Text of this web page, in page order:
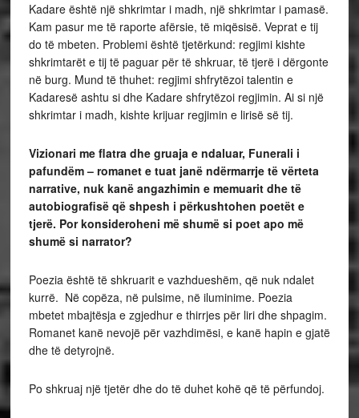
Kadare është një shkrimtar i madh, një shkrimtar i pamasë.
Kam pasur me të raporte afërsie, të miqësisë. Veprat e tij
do të mbeten. Problemi është tjetërkund: regjimi kishte
shkrimtarët e tij të paguar për të shkruar, të tjerë i dërgonte
në burg. Mund të thuhet: regjimi shfrytëzoi talentin e
Kadaresë ashtu si dhe Kadare shfrytëzoi regjimin. Ai si një
shkrimtar i madh, kishte krijuar regjimin e lirisë së tij.
Vizionari me flatra dhe gruaja e ndaluar, Funerali i
pafundëm – romanet e tuat janë ndërmarrje të vërteta
narrative, nuk kanë angazhimin e memuarit dhe të
autobiografisë që shpesh i përkushtohen poetët e
tjerë. Por konsideroheni më shumë si poet apo më
shumë si narrator?
Poezia është të shkruarit e vazhdueshëm, që nuk ndalet
kurrë. Në copëza, në pulsime, në iluminime. Poezia
mbetet mbajtësja e zgjedhur e thirrjes për liri dhe shpagim.
Romanet kanë nevojë për vazhdimësi, e kanë hapin e gjatë
dhe të detyrojnë.
Po shkruaj një tjetër dhe do të duhet kohë që të përfundoj.